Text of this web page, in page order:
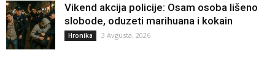
Vikend akcija policije: Osam osoba lišeno
slobode, oduzeti marihuana i kokain
Hronika 3 Avgusta, 2026